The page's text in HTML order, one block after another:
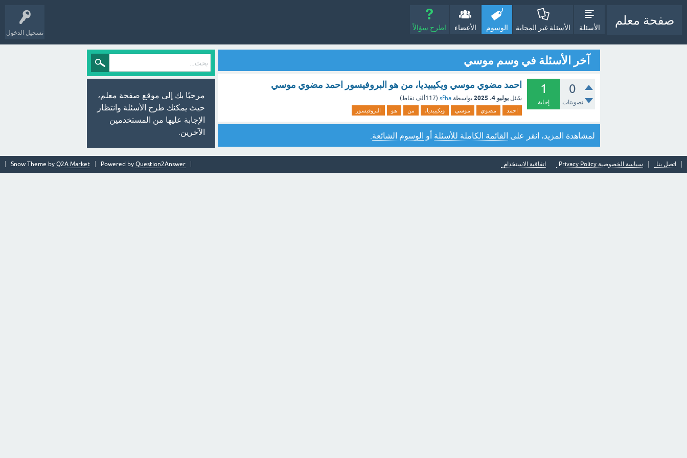
تسجيل الدخول
صفحة معلم
الأسئلة الأسئلة غير المجابة الوسوم الأعضاء اطرح سؤالاً
آخر الأسئلة في وسم موسي
0
تصويتات
1
إجابة
احمد مضوي موسي ويكيبيديا، من هو البروفيسور احمد مضوي موسي
سُئل يوليو 4، 2025 بواسطة sfha
(117ألف نقاط)
احمد مضوي موسي ويكيبيديا، من هو البروفيسور
لمشاهدة المزيد، انقر على القائمة الكاملة للأسئلة أو الوسوم الشائعة
مرحبًا بك إلى موقع صفحة معلم،
حيث يمكنك طرح الأسئلة وانتظار
الإجابة عليها من المستخدمين
الآخرين.
اتصل بنا سياسة الخصوصية Privacy Policy اتفاقية الاستخدام Snow Theme by Q2A Market Powered by Question2Answer